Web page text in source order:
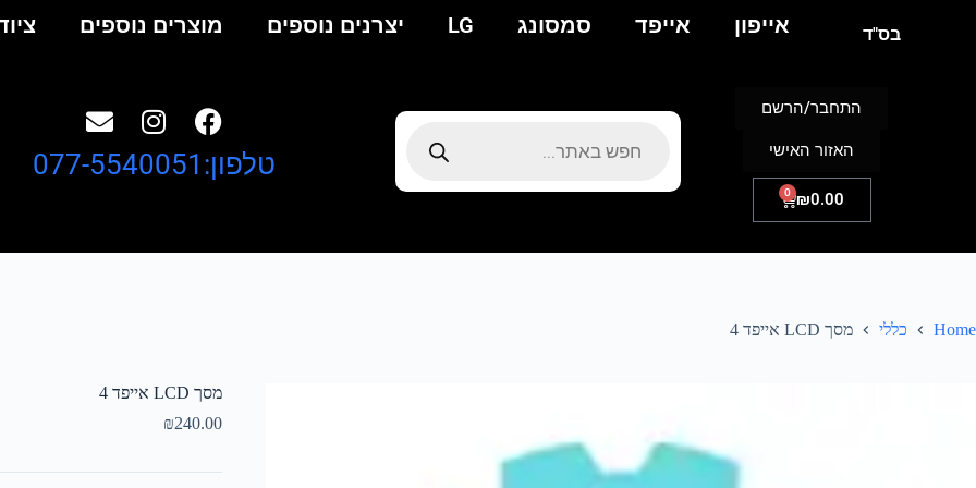
אייפון אייפד סמסונג LG יצרנים נוספים מוצרים נוספים בס"ד
₪0.00
0
התחבר/הרשם
האזור האישי טלפון:077-5540051
Home כללי מסך LCD אייפד 4
מסך LCD אייפד 4
₪240.00